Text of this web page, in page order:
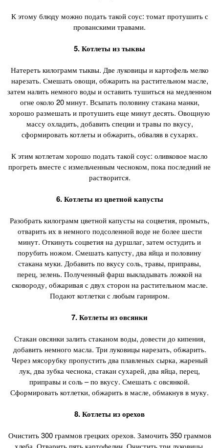
К этому блюду можно подать такой соус: томат протушить с
прованскими травами.
5. Котлеты из тыквы
Натереть килограмм тыквы. Две луковицы и картофель мелко
нарезать. Смешать овощи, обжарить на растительном масле,
затем налить немного воды и оставить тушиться на медленном
огне около 20 минут. Всыпать половину стакана манки,
хорошо размешать и протушить еще минут десять. Овощную
массу охладить, добавить специи и травы по вкусу,
сформировать котлеты и обжарить, обваляв в сухарях.
К этим котлетам хорошо подать такой соус: оливковое масло
прогреть вместе с измельченным чесноком, пока последний не
растворится.
6. Котлеты из цветной капусты
Разобрать килограмм цветной капусты на соцветия, промыть,
отварить их в немного подсоленной воде не более шести
минут. Откинуть соцветия на дуршлаг, затем остудить и
порубить ножом. Смешать капусту, два яйца и половину
стакана муки. Добавить по вкусу соль, травы, приправы,
перец, зелень. Полученный фарш выкладывать ложкой на
сковороду, обжаривая с двух сторон на растительном масле.
Подают котлетки с любым гарниром.
7. Котлеты из овсянки
Стакан овсянки залить стаканом воды, довести до кипения,
добавить немного масла. Три луковицы нарезать, обжарить.
Через мясорубку пропустить два плавленых сырка, жареный
лук, два зубка чеснока, стакан сухарей, два яйца, перец,
приправы и соль – по вкусу. Смешать с овсянкой.
Сформировать котлетки, обжарить в масле, обмакнув в муку.
8. Котлеты из орехов
Очистить 300 граммов грецких орехов. Замочить 350 граммов
хлеба. Отварить пять картофелин. Очистить три луковицы.